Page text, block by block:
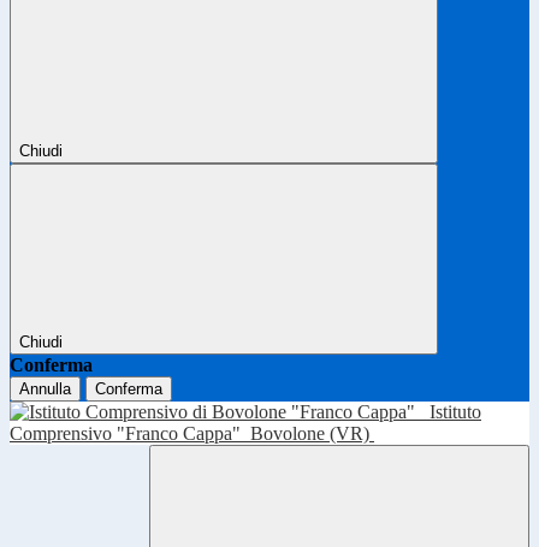
Chiudi
Chiudi
Conferma
Annulla Conferma
Istituto
Comprensivo "Franco Cappa" Bovolone (VR)